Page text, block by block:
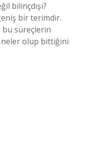
bilinçdışı?
bir terimdir.
bu süreçlerin
neler olup bittiğini